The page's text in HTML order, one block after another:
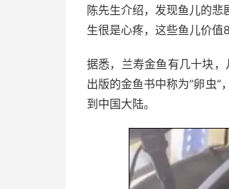
陈先生介绍，发现鱼儿的
生很是心疼，这些鱼儿价值
据悉，兰寿金鱼有几十块
出版的金鱼书中称为“卵虫
到中国大陆。